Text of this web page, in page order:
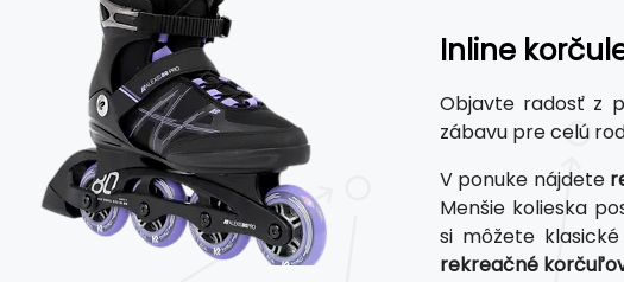
Inline
Objavte radosť z
zábavu pre celú
V ponuke nájdete
Menšie kolieska
si môžete klasické
rekreačné